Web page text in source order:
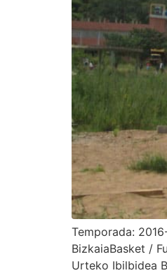
Temporada:
BizkaiaBasket /
Urteko Ibilbidea